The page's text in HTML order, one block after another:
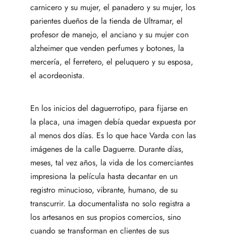
carnicero y su mujer, el panadero y su mujer, los
parientes dueños de la tienda de Ultramar, el
profesor de manejo, el anciano y su mujer con
alzheimer que venden perfumes y botones, la
mercería, el ferretero, el peluquero y su esposa,
el acordeonista.
En los inicios del daguerrotipo, para fijarse en
la placa, una imagen debía quedar expuesta por
al menos dos días. Es lo que hace Varda con las
imágenes de la calle Daguerre. Durante días,
meses, tal vez años, la vida de los comerciantes
impresiona la película hasta decantar en un
registro minucioso, vibrante, humano, de su
transcurrir. La documentalista no solo registra a
los artesanos en sus propios comercios, sino
cuando se transforman en clientes de sus